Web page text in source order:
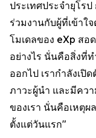
ประเทศประจำยุโร
ร่วมงานกับผู้ที่เข้าใ
โมเดลของ eXp สอ
อย่างไร นั่นคือสิ่งที่
ออกไป เรากำลังเ
ภาวะผู้นำ และมีคว
ของเรา นั่นคือเหตุผ
ตั้งแต่วันแรก"